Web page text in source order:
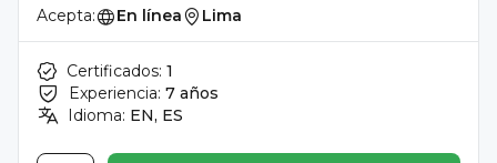
Acepta:
En línea Lima
Certificados: 1
Experiencia: 7 años
Idioma: EN, ES